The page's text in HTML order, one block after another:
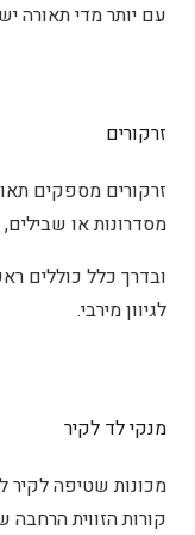
עם יותר מדי תאורה
זרקורים
זרקורים מספקים
מסדרונות או שבילים,
ובדרך כלל כוללים
לגיוון מירבי.
מנקי לד לקיר
מכונות שטיפה לקיר
קורות הזווית